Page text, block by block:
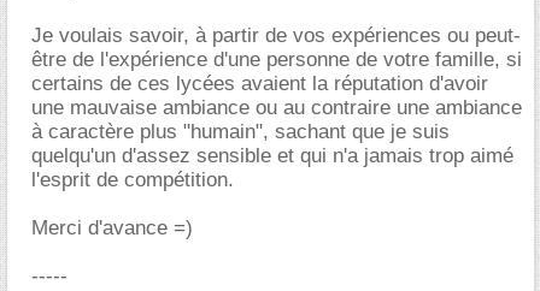
Je voulais savoir, à partir de vos expériences ou peut-
être de l'expérience d'une personne de votre famille, si
certains de ces lycées avaient la réputation d'avoir
une mauvaise ambiance ou au contraire une ambiance
à caractère plus "humain", sachant que je suis
quelqu'un d'assez sensible et qui n'a jamais trop aimé
l'esprit de compétition.
Merci d'avance =)
-----